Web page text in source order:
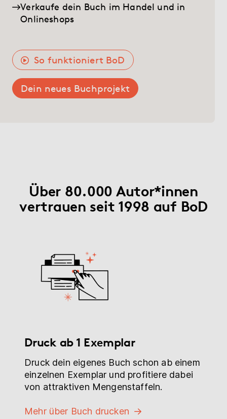
Verkaufe dein Buch im Handel und in
Onlineshops
So funktioniert BoD
Dein neues Buchprojekt
Über 80.000 Autor*innen
vertrauen seit 1998 auf BoD
Druck ab 1 Exemplar
Druck dein eigenes Buch schon ab einem
einzelnen Exemplar und profitiere dabei
von attraktiven Mengenstaffeln.
Mehr über Buch drucken